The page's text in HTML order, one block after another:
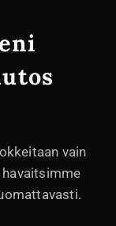
vain